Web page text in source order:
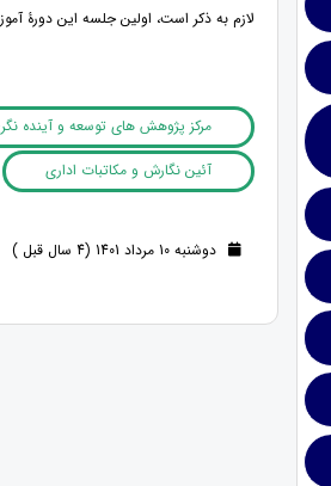
لازم به ذکر است، اولین جلسه این دورۀ آموزشی 10 مردادماه 1401 و آخرین جلسه 31 مردادماه
مرکز پژوهش های توسعه و آینده
آئین نگارش و مکاتبات اداری
دوشنبه 10 مرداد 1401 (4 سال قبل )